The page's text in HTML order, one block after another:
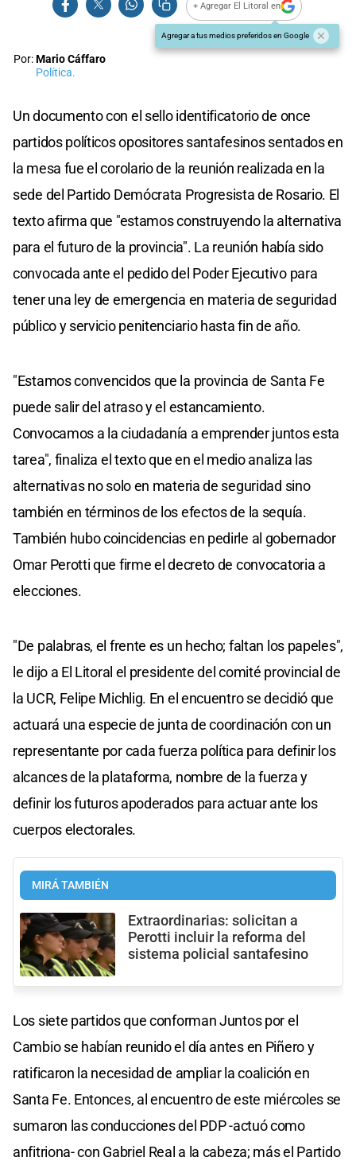
+ Agregar El Litoral en
Agregar a tus medios preferidos en Google
Por:Mario Cáffaro
Política.
Un documento con el sello identificatorio de once
partidos políticos opositores santafesinos sentados en
la mesa fue el corolario de la reunión realizada en la
sede del Partido Demócrata Progresista de Rosario. El
texto afirma que "estamos construyendo la alternativa
para el futuro de la provincia". La reunión había sido
convocada ante el pedido del Poder Ejecutivo para
tener una ley de emergencia en materia de seguridad
público y servicio penitenciario hasta fin de año.
"Estamos convencidos que la provincia de Santa Fe
puede salir del atraso y el estancamiento.
Convocamos a la ciudadanía a emprender juntos esta
tarea", finaliza el texto que en el medio analiza las
alternativas no solo en materia de seguridad sino
también en términos de los efectos de la sequía.
También hubo coincidencias en pedirle al gobernador
Omar Perotti que firme el decreto de convocatoria a
elecciones.
"De palabras, el frente es un hecho; faltan los papeles",
le dijo a El Litoral el presidente del comité provincial de
la UCR, Felipe Michlig. En el encuentro se decidió que
actuará una especie de junta de coordinación con un
representante por cada fuerza política para definir los
alcances de la plataforma, nombre de la fuerza y
definir los futuros apoderados para actuar ante los
cuerpos electorales.
MIRÁ TAMBIÉN
Extraordinarias: solicitan a
Perotti incluir la reforma del
sistema policial santafesino
Los siete partidos que conforman Juntos por el
Cambio se habían reunido el día antes en Piñero y
ratificaron la necesidad de ampliar la coalición en
Santa Fe. Entonces, al encuentro de este miércoles se
sumaron las conducciones del PDP -actuó como
anfitriona- con Gabriel Real a la cabeza; más el Partido